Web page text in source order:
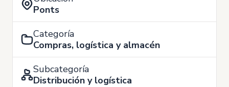
Ponts
Categoría
Compras, logística y almacén
Subcategoría
Distribución y logística